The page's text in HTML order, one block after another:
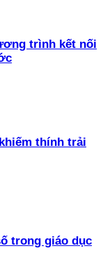
trình kết nối
thính trải
trong giáo dục